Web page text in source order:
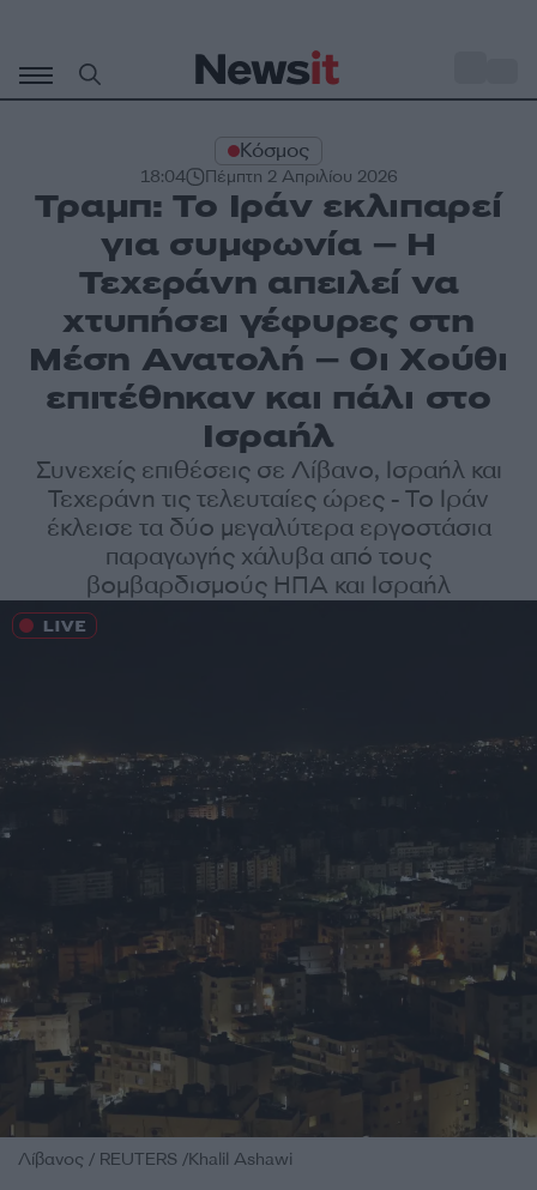
περιεχόμενο
Κόσμος
18:04 Πέμπτη 2 Απριλίου 2026
Τραμπ: Το Ιράν εκλιπαρεί
για συμφωνία – Η
Τεχεράνη απειλεί να
χτυπήσει γέφυρες στη
Μέση Ανατολή – Οι Χούθι
επιτέθηκαν και πάλι στο
Ισραήλ
Συνεχείς επιθέσεις σε Λίβανο, Ισραήλ και
Τεχεράνη τις τελευταίες ώρες - Το Ιράν
έκλεισε τα δύο μεγαλύτερα εργοστάσια
παραγωγής χάλυβα από τους
βομβαρδισμούς ΗΠΑ και Ισραήλ
Λίβανος / REUTERS /Khalil Ashawi